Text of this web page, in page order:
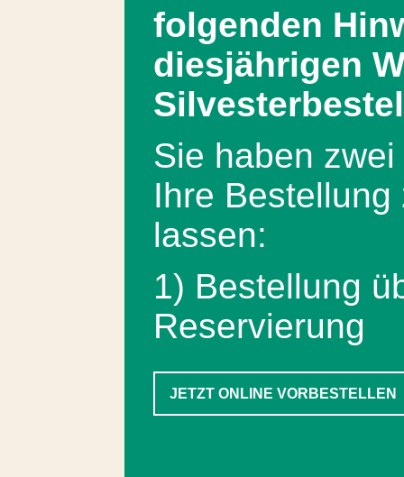
folgenden
diesjährigen
Sie haben
Ihre
lassen:
1) Bestellung
Reservierung
JETZT ONLINE VORBESTELLEN